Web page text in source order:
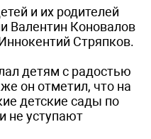
и их родителей
Валентин Коновалов
Стряпков.
детям с радостью
он отметил, что на
детские сады по
не уступают